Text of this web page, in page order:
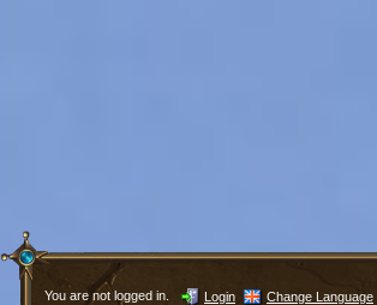
You are not logged in. Login Change Language